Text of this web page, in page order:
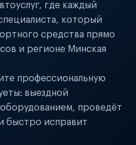
где каждый
который
средства прямо
и регионе Минская
профессиональную
выездной
проведёт
быстро исправит